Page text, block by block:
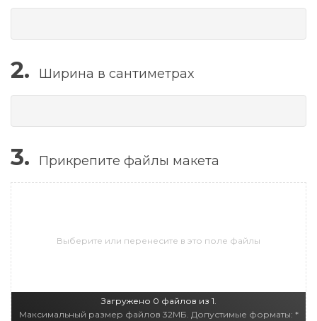
2. Ширина в сантиметрах
3. Прикрепите файлы макета
Выберите или перенесите в это поле файлы
Загружено 0 файлов из 1.
Максимальный размер файлов 32МБ. Допустимые форматы: *